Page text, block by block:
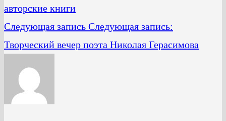
авторские книги
Следующая запись Следующая запись:
Творческий вечер поэта Николая Герасимова